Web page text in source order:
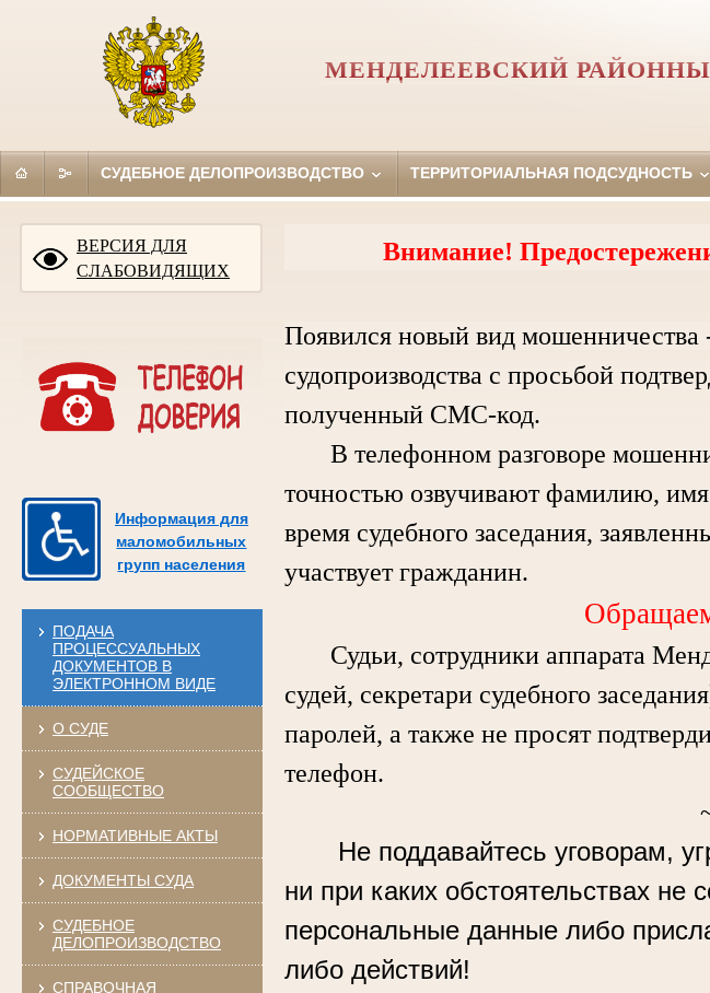
МЕНДЕЛЕЕВСКИЙ
СУДЕБНОЕ ДЕЛОПРОИЗВОДСТВО ТЕРРИТОРИАЛЬНАЯ ПОДСУДНОСТЬ
ВЕРСИЯ ДЛЯ
СЛАБОВИДЯЩИХ
Информация для
маломобильных
групп населения
ПОДАЧА
ПРОЦЕССУАЛЬНЫХ
ДОКУМЕНТОВ В
ЭЛЕКТРОННОМ ВИДЕ
О СУДЕ
СУДЕЙСКОЕ
СООБЩЕСТВО
НОРМАТИВНЫЕ АКТЫ
ДОКУМЕНТЫ СУДА
СУДЕБНОЕ
ДЕЛОПРОИЗВОДСТВО
СПРАВОЧНАЯ
Внимание!
Появился новый вид
судопроизводства с просьбой
полученный СМС-код.
В телефонном разговоре
точностью озвучивают фамилию,
время судебного заседания,
участвует гражданин.
Судьи, сотрудники аппарата
судей, секретари судебного
паролей, а также не просят
телефон.
Не поддавайтесь уговорам,
ни при каких обстоятельствах
персональные данные либо
либо действий!